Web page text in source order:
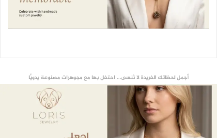
أجمل لحظاتك الفريدة لا تُنسى... احتفل بها مع مجوهرات مصنوعة يدويًّا